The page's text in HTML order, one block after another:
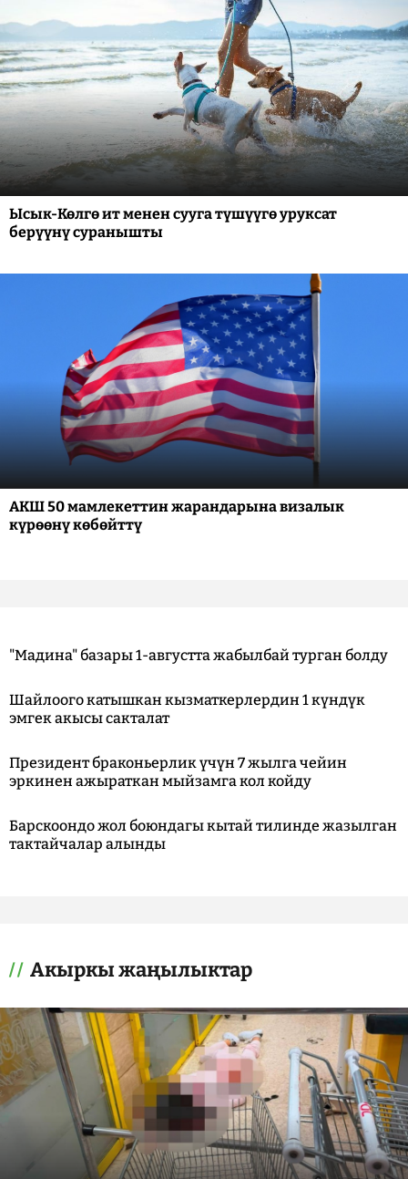
Ысык-Көлгө ит менен сууга түшүүгө уруксат
берүүнү суранышты
АКШ 50 мамлекеттин жарандарына визалык
күрөөнү көбөйттү
"Мадина" базары 1-августта жабылбай турган болду
Шайлоого катышкан кызматкерлердин 1 күндүк
эмгек акысы сакталат
Президент браконьерлик үчүн 7 жылга чейин
эркинен ажыраткан мыйзамга кол койду
Барскоондо жол боюндагы кытай тилинде жазылган
тактайчалар алынды
Акыркы жаңылыктар